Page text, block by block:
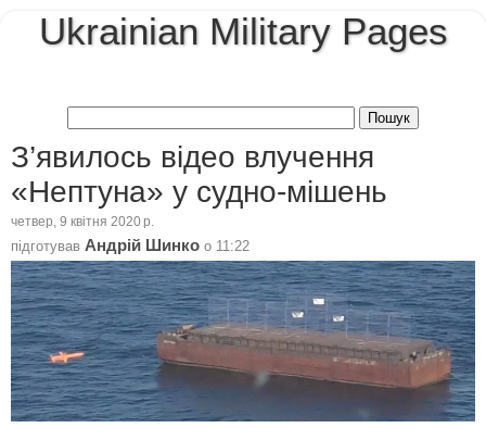
Ukrainian Military Pages
З’явилось відео влучення
«Нептуна» у судно-мішень
четвер, 9 квітня 2020 р.
підготував Андрій Шинко о 11:22